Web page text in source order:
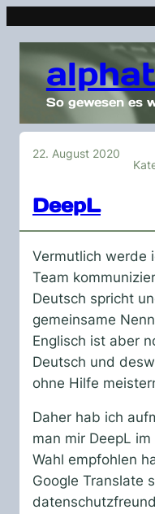
So gewesen es
22. August 2020
DeepL
Vermutlich werde
Team
Deutsch spricht
gemeinsame
Englisch ist aber
Deutsch und
ohne Hilfe
Daher hab ich
man mir DeepL
Wahl empfohlen
Google Translate